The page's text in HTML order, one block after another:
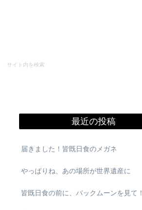
最近の投稿
届きました！皆既日食のメガネ
やっぱりね、あの場所が世界遺産に
皆既日食の前に、バックムーンを見て！